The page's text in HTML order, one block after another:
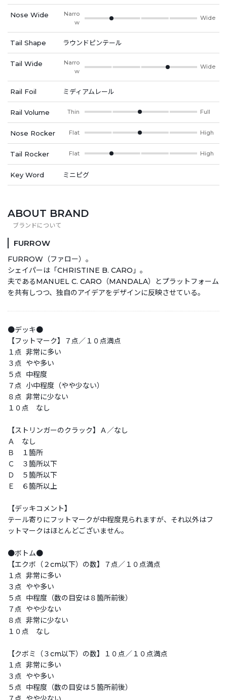
Nose Wide
Narro
w
Wide
Tail Shape ラウンドピンテール
Tail Wide
Narro
w
Wide
Rail Foil ミディアムレール
Rail Volume Thin Full
Nose Rocker Flat High
Tail Rocker Flat High
Key Word ミニピグ
ABOUT BRAND
FURROW
FURROW（ファロー）。
シェイパーは「CHRISTINE B. CARO」。
夫であるMANUEL C. CARO（MANDALA）とプラットフォーム
を共有しつつ、独自のアイデアをデザインに反映させている。
●デッキ●
【フットマーク】７点／１０点満点
１点 非常に多い
３点 やや多い
５点 中程度
７点 小中程度（やや少ない）
８点 非常に少ない
１０点 なし
【ストリンガーのクラック】Ａ／なし
Ａ なし
Ｂ １箇所
Ｃ ３箇所以下
Ｄ ５箇所以下
Ｅ ６箇所以上
【デッキコメント】
テール寄りにフットマークが中程度見られますが、それ以外はフ
ットマークはほとんどございません。
●ボトム●
【エクボ（２cm以下）の数】７点／１０点満点
１点 非常に多い
３点 やや多い
５点 中程度（数の目安は８箇所前後）
７点 やや少ない
８点 非常に少ない
１０点 なし
【クボミ（３cm以下）の数】１０点／１０点満点
１点 非常に多い
３点 やや多い
５点 中程度（数の目安は５箇所前後）